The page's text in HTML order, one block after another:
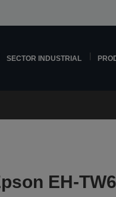
SECTOR INDUSTRIAL
EH-